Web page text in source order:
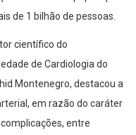
de 1 bilhão de pessoas.
científico do
de Cardiologia do
Montenegro, destacou a
em razão do caráter
entre